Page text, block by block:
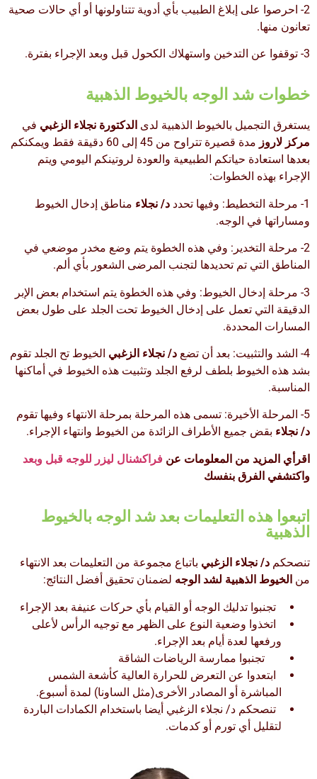
2- احرصوا على إبلاغ الطبيب بأي أدوية تتناولونها أو أي حالات صحية
تعانون منها.
3- توقفوا عن التدخين واستهلاك الكحول قبل وبعد الإجراء بفترة.
خطوات شد الوجه بالخيوط الذهبية
يستغرق التجميل بالخيوط الذهبية لدى الدكتورة نجلاء الزغبي في
مركز لاروز
مدة قصيرة تتراوح من 45 إلى 60 دقيقة فقط ويمكنكم
بعدها استعادة حياتكم الطبيعية والعودة لروتينكم اليومي ويتم
الإجراء بهذه الخطوات:
1- مرحلة التخطيط: وفيها تحدد د/ نجلاء مناطق إدخال الخيوط
ومساراتها في الوجه.
2- مرحلة التخدير: وفي هذه الخطوة يتم وضع مخدر موضعي في
المناطق التي تم تحديدها لتجنب المرضى الشعور بأي ألم.
3- مرحلة إدخال الخيوط: وفي هذه الخطوة يتم استخدام بعض الإبر
الدقيقة التي تعمل على إدخال الخيوط تحت الجلد على طول بعض
المسارات المحددة.
4- الشد والتثبيت: بعد أن تضع د/ نجلاء الزغبي الخيوط تح الجلد تقوم
بشد هذه الخيوط بلطف لرفع الجلد وتثبيت هذه الخيوط في أماكنها
المناسبة.
5- المرحلة الأخيرة: تسمى هذه المرحلة بمرحلة الانتهاء وفيها تقوم
د/ نجلاء بقض جميع الأطراف الزائدة من الخيوط وانتهاء الإجراء.
اقرأي المزيد من المعلومات عن فراكشنال ليزر للوجه قبل وبعد
واكتشفي الفرق بنفسك
اتبعوا هذه التعليمات بعد شد الوجه بالخيوط
الذهبية
تنصحكم د/ نجلاء الزغبي باتباع مجموعة من التعليمات بعد الانتهاء
من الخيوط الذهبية لشد الوجه لضمنان تحقيق أفضل النتائج:
تجنبوا تدليك الوجه أو القيام بأي حركات عنيفة بعد الإجراء
اتخذوا وضعية النوع على الظهر مع توجيه الرأس لأعلى
ورفعها لعدة أيام بعد الإجراء.
تجنبوا ممارسة الرياضات الشاقة
ابتعدوا عن التعرض للحرارة العالية كأشعة الشمس
المباشرة أو المصادر الأخرى(مثل الساونا) لمدة أسبوع.
تنصحكم د/ نجلاء الزغبي أيضا باستخدام الكمادات الباردة
لتقليل أي تورم أو كدمات.